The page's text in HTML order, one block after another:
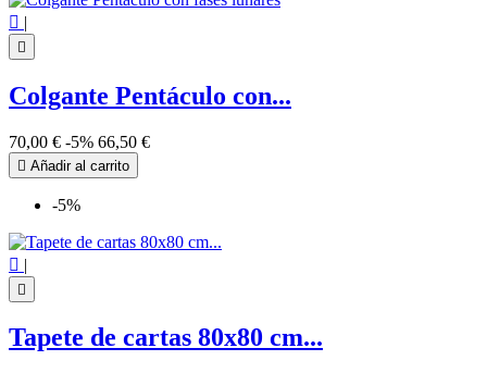
 |

Colgante Pentáculo con...
70,00 € -5% 66,50 €
 Añadir al carrito
-5%
 |

Tapete de cartas 80x80 cm...